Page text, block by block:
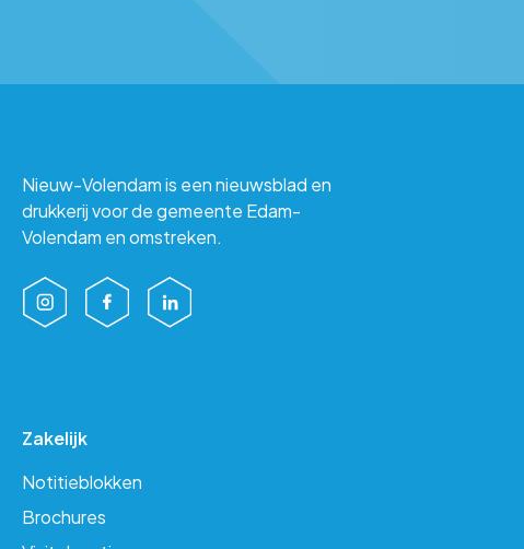
Nieuw-Volendam is een nieuwsblad en
drukkerij voor de gemeente Edam-
Volendam en omstreken.
Zakelijk
Notitieblokken
Brochures